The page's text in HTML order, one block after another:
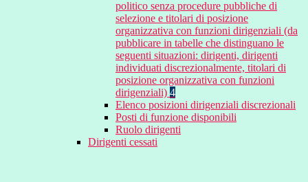
politico senza procedure pubbliche di
selezione e titolari di posizione
organizzativa con funzioni dirigenziali (da
pubblicare in tabelle che distinguano le
seguenti situazioni: dirigenti, dirigenti
individuati discrezionalmente, titolari di
posizione organizzativa con funzioni
dirigenziali) 4
Elenco posizioni dirigenziali discrezionali
Posti di funzione disponibili
Ruolo dirigenti
Dirigenti cessati